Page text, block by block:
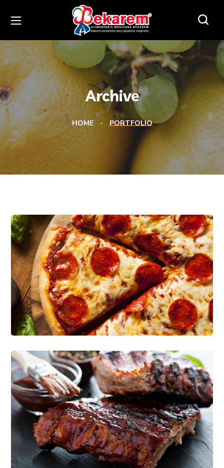
Archive
HOME PORTFOLIO
The Benefits Of Vitamins
INGREDIENTES EN GENERAL
Natural Vegetables
LÁCTEOS PANIFICACIÓN